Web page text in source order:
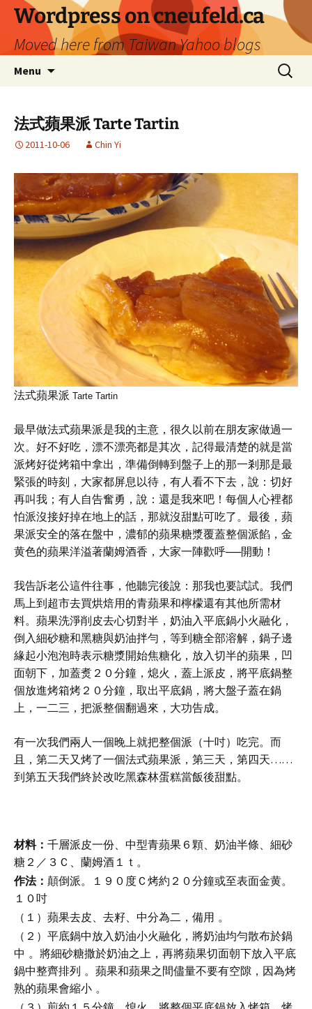
Skip
content
Wordpress on cneufeld.ca
Moved here from Taiwan Yahoo blogs
Menu
Search
for:
法式蘋果派 Tarte Tartin
2011-10-06 Chin Yi
法式蘋果派 Tarte Tartin
最早做法式蘋果派是我的主意，很久以前在朋友家做過一
次。好不好吃，漂不漂亮都是其次，記得最清楚的就是當
派烤好從烤箱中拿出，準備倒轉到盤子上的那一剎那是最
緊張的時刻，大家都屏息以待，有人看不下去，說：切好
再叫我；有人自告奮勇，說：還是我來吧！每個人心裡都
怕派沒接好掉在地上的話，那就沒甜點可吃了。最後，蘋
果派安全的落在盤中，濃郁的蘋果糖漿覆蓋整個派餡，金
黄色的蘋果洋溢著蘭姆酒香，大家一陣歡呼──開動！
我告訴老公這件往事，他聽完後說：那我也要試試。我們
馬上到超市去買烘焙用的青蘋果和檸檬還有其他所需材
料。蘋果洗淨削皮去心切對半，奶油入平底鍋小火融化，
倒入細砂糖和黑糖與奶油拌勻，等到糖全部溶解，鍋子邊
緣起小泡泡時表示糖漿開始焦糖化，放入切半的蘋果，凹
面朝下，加蓋煑２０分鐘，熄火，蓋上派皮，將平底鍋整
個放進烤箱烤２０分鐘，取出平底鍋，將大盤子蓋在鍋
上，一二三，把派整個翻過來，大功告成。
有一次我們兩人一個晚上就把整個派（十吋）吃完。而
且，第二天又烤了一個法式蘋果派，第三天，第四天……
到第五天我們終於改吃黑森林蛋糕當飯後甜點。
材料： 千層派皮一份 、中型青蘋果６顆 奶油半條
細砂
糖２／３Ｃ
蘭姆酒１ｔ。
作法： 顛倒派。１９０度Ｃ烤約２０分鐘或至表面金黄。
１０吋
（１）蘋果去皮、去籽、中分為二，備用 。
（２）平底鍋中放入奶油小火融化，將奶油均勻散布於鍋
中 。將細砂糖撒於奶油之上，再將蘋果切面朝下放入平底
鍋中整齊排列 。蘋果和蘋果之間儘量不要有空隙，因為烤
熟的蘋果會縮小 。